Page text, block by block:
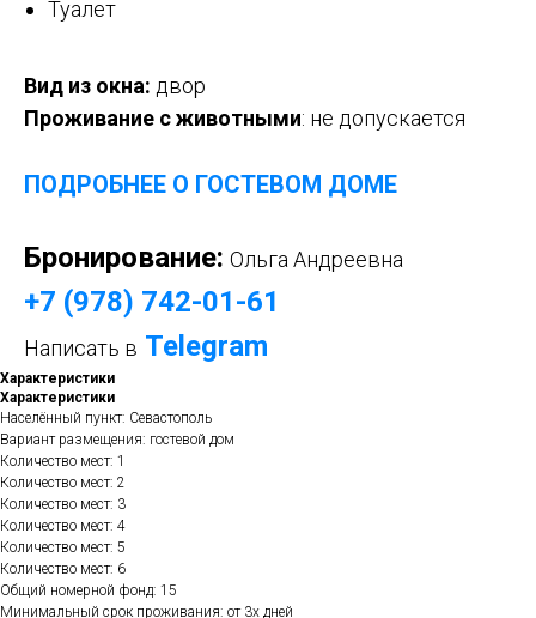
Туалет
Вид из окна: двор
Проживание с животными: не допускается
ПОДРОБНЕЕ О ГОСТЕВОМ ДОМЕ
Бронирование: Ольга Андреевна
+7 (978) 742-01-61
Написать в Telegram
Характеристики
Характеристики
Населённый пункт: Севастополь
Вариант размещения: гостевой дом
Количество мест: 1
Количество мест: 2
Количество мест: 3
Количество мест: 4
Количество мест: 5
Количество мест: 6
Общий номерной фонд: 15
Минимальный срок проживания: от 3х дней